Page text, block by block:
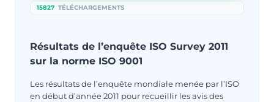
15827 TÉLÉCHARGEMENTS
Résultats de l’enquête ISO Survey 2011
sur la norme ISO 9001
Les résultats de l’enquête mondiale menée par l’ISO
en début d’année 2011 pour recueillir les avis des